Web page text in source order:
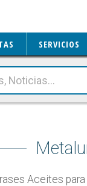
SERVICIOS
Aceites